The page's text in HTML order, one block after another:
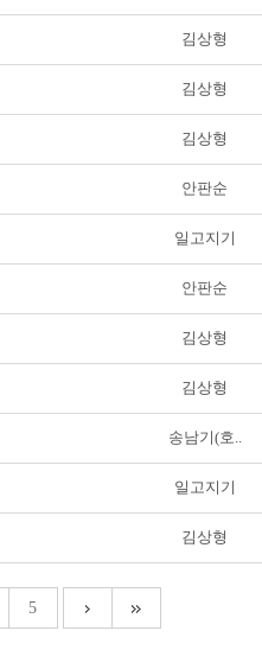
김상형
김상형
김상형
안판순
일고지기
안판순
김상형
김상형
송남기(호..
일고지기
김상형
5